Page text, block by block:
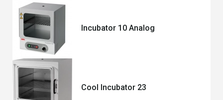
Incubator 10 Analog
Cool Incubator 23